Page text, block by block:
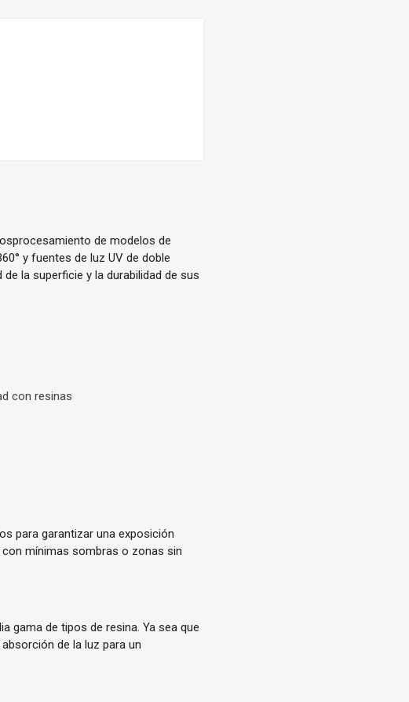
de modelos de
y fuentes de luz UV de doble
la superficie y la durabilidad de sus
con resinas
para garantizar una exposición
mínimas sombras o zonas sin
gama de tipos de resina. Ya sea que
de la luz para un